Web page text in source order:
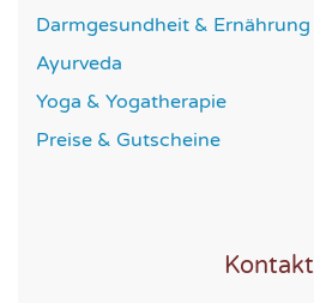
Darmgesundheit & Ernährung
Ayurveda
Yoga & Yogatherapie
Preise & Gutscheine
Kontakt